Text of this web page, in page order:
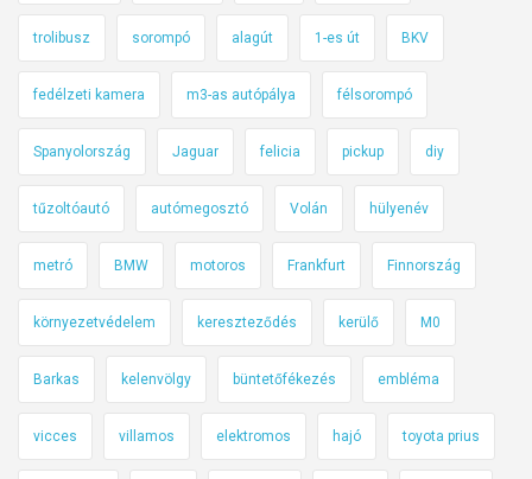
g
t
ő
v
i
g
k
ö
ö
,
n
e
g
s
u
trolibusz sorompó alagút 1-es út BKV
fedélzeti kamera m3-as autópálya félsorompó
Spanyolország Jaguar felicia pickup diy
tűzoltóautó autómegosztó Volán hülyenév
metró BMW motoros Frankfurt Finnország
környezetvédelem kereszteződés kerülő M0
Barkas kelenvölgy büntetőfékezés embléma
vicces villamos elektromos hajó toyota prius